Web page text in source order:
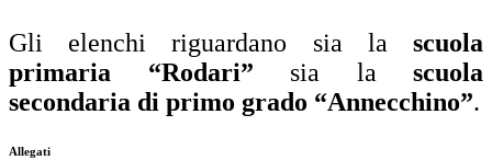
Gli elenchi riguardano sia la scuola
primaria “Rodari” sia la scuola
secondaria di primo grado “Annecchino”.
Allegati